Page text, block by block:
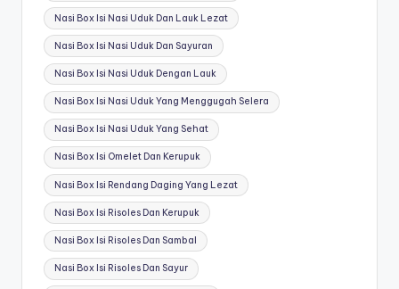
Nasi Box Isi Nasi Uduk Dan Lauk Lezat
Nasi Box Isi Nasi Uduk Dan Sayuran
Nasi Box Isi Nasi Uduk Dengan Lauk
Nasi Box Isi Nasi Uduk Yang Menggugah Selera
Nasi Box Isi Nasi Uduk Yang Sehat
Nasi Box Isi Omelet Dan Kerupuk
Nasi Box Isi Rendang Daging Yang Lezat
Nasi Box Isi Risoles Dan Kerupuk
Nasi Box Isi Risoles Dan Sambal
Nasi Box Isi Risoles Dan Sayur